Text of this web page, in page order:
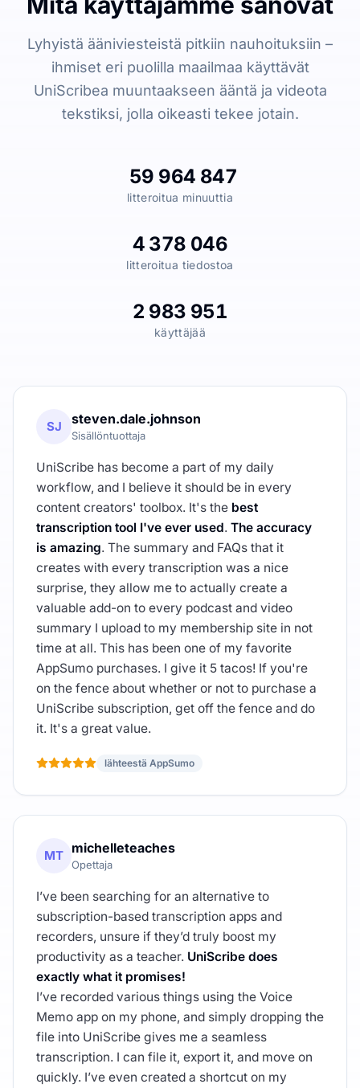
Lyhyistä ääniviesteistä pitkiin nauhoituksiin –
ihmiset eri puolilla maailmaa käyttävät
UniScribea muuntaakseen ääntä ja videota
tekstiksi, jolla oikeasti tekee jotain.
59 964 847
litteroitua minuuttia
4 378 046
litteroitua tiedostoa
2 983 951
käyttäjää
SJ steven.dale.johnson
Sisällöntuottaja
UniScribe has become a part of my daily
workflow, and I believe it should be in every
content creators' toolbox. It's the best
transcription tool I've ever used. The accuracy
is amazing. The summary and FAQs that it
creates with every transcription was a nice
surprise, they allow me to actually create a
valuable add-on to every podcast and video
summary I upload to my membership site in not
time at all. This has been one of my favorite
AppSumo purchases. I give it 5 tacos! If you're
on the fence about whether or not to purchase a
UniScribe subscription, get off the fence and do
it. It's a great value.
lähteestä AppSumo
MT michelleteaches
Opettaja
I’ve been searching for an alternative to
subscription-based transcription apps and
recorders, unsure if they’d truly boost my
productivity as a teacher. UniScribe does
exactly what it promises!
I’ve recorded various things using the Voice
Memo app on my phone, and simply dropping the
file into UniScribe gives me a seamless
transcription. I can file it, export it, and move on
quickly. I’ve even created a shortcut on my